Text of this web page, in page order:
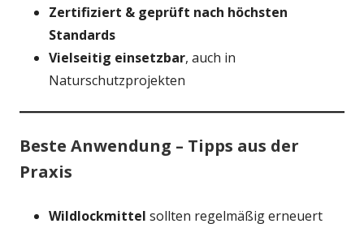
Zertifiziert & geprüft nach höchsten
Standards
Vielseitig einsetzbar, auch in
Naturschutzprojekten
Beste Anwendung – Tipps aus der
Praxis
Wildlockmittel sollten regelmäßig erneuert